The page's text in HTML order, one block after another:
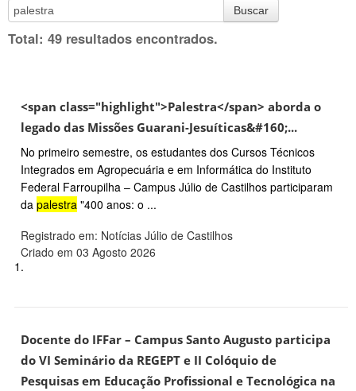
Buscar
Total: 49 resultados encontrados.
<span class="highlight">Palestra</span> aborda o
legado das Missões Guarani-Jesuíticas&#160;...
No primeiro semestre, os estudantes dos Cursos Técnicos
Integrados em Agropecuária e em Informática do Instituto
Federal Farroupilha – Campus Júlio de Castilhos participaram
da palestra "400 anos: o ...
Registrado em: Notícias Júlio de Castilhos
Criado em 03 Agosto 2026
1.
Docente do IFFar – Campus Santo Augusto participa
do VI Seminário da REGEPT e II Colóquio de
Pesquisas em Educação Profissional e Tecnológica na